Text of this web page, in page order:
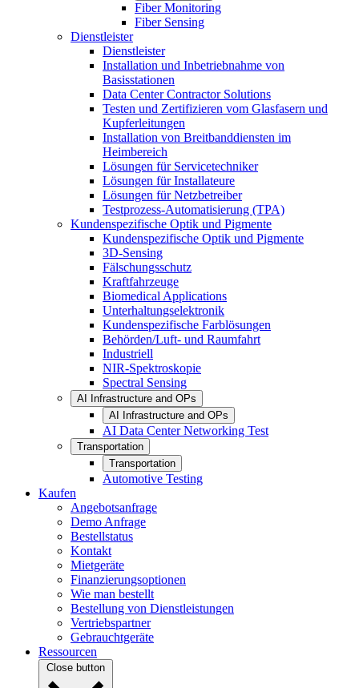
Fiber Monitoring
Fiber Sensing
Dienstleister
Dienstleister
Installation und Inbetriebnahme von
Basisstationen
Data Center Contractor Solutions
Testen und Zertifizieren vom Glasfasern und
Kupferleitungen
Installation von Breitbanddiensten im
Heimbereich
Lösungen für Servicetechniker
Lösungen für Installateure
Lösungen für Netzbetreiber
Testprozess-Automatisierung (TPA)
Kundenspezifische Optik und Pigmente
Kundenspezifische Optik und Pigmente
3D-Sensing
Fälschungsschutz
Kraftfahrzeuge
Biomedical Applications
Unterhaltungselektronik
Kundenspezifische Farblösungen
Behörden/Luft- und Raumfahrt
Industriell
NIR-Spektroskopie
Spectral Sensing
AI Infrastructure and OPs
AI Infrastructure and OPs
AI Data Center Networking Test
Transportation
Transportation
Automotive Testing
Kaufen
Angebotsanfrage
Demo Anfrage
Bestellstatus
Kontakt
Mietgeräte
Finanzierungsoptionen
Wie man bestellt
Bestellung von Dienstleistungen
Vertriebspartner
Gebrauchtgeräte
Ressourcen
Close button